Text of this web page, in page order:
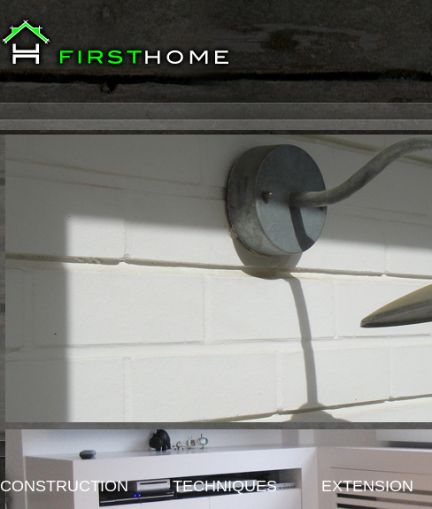
CONSTRUCTION TECHNIQUES EXTENSION